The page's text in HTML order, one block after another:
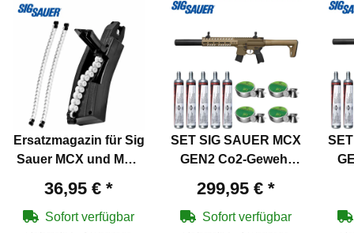
Ersatzmagazin für Sig
Sauer MCX und MPX
36,95 € *
Sofort verfügbar
SET SIG SAUER MCX
GEN2 Co2-Gewehr
mm Diabolo (P18)
299,95 € *
Sofort verfügbar